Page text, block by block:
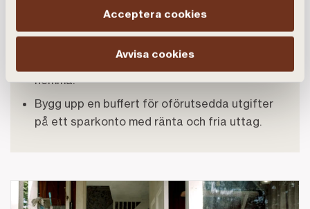
Acceptera cookies
Avvisa cookies
medlemskap.
Handla smartare och undvik impulsköp.
Minska energiförbrukningen och laga maten
hemma.
Bygg upp en buffert för oförutsedda utgifter
på ett sparkonto med ränta och fria uttag.
Länk